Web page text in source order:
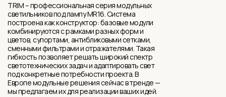
TRIM – профессиональная серия модульных
светильников под лампу MR16. Система
построена как конструктор: базовые модули
комбинируются с рамками разных форм и
цветов, супортами, антибликовыми сетками,
сменными фильтрами и отражателями. Такая
гибкость позволяет решать широкий спектр
светотехнических задач и адаптировать свет
под конкретные потребности проекта. В
Европе модульные решения сейчас в тренде —
мы предлагаем их для реализации ваших идей.